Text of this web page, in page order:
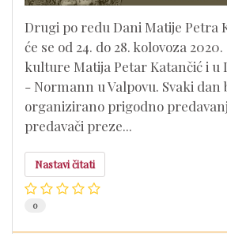
​Drugi po redu Dani Matije Petra
će se od 24. do 28. kolovoza
kulture Matija Petar Katančić i u
- Normann u Valpovu. Svaki dan
organizirano prigodno
predavači preze...
Nastavi čitati
0